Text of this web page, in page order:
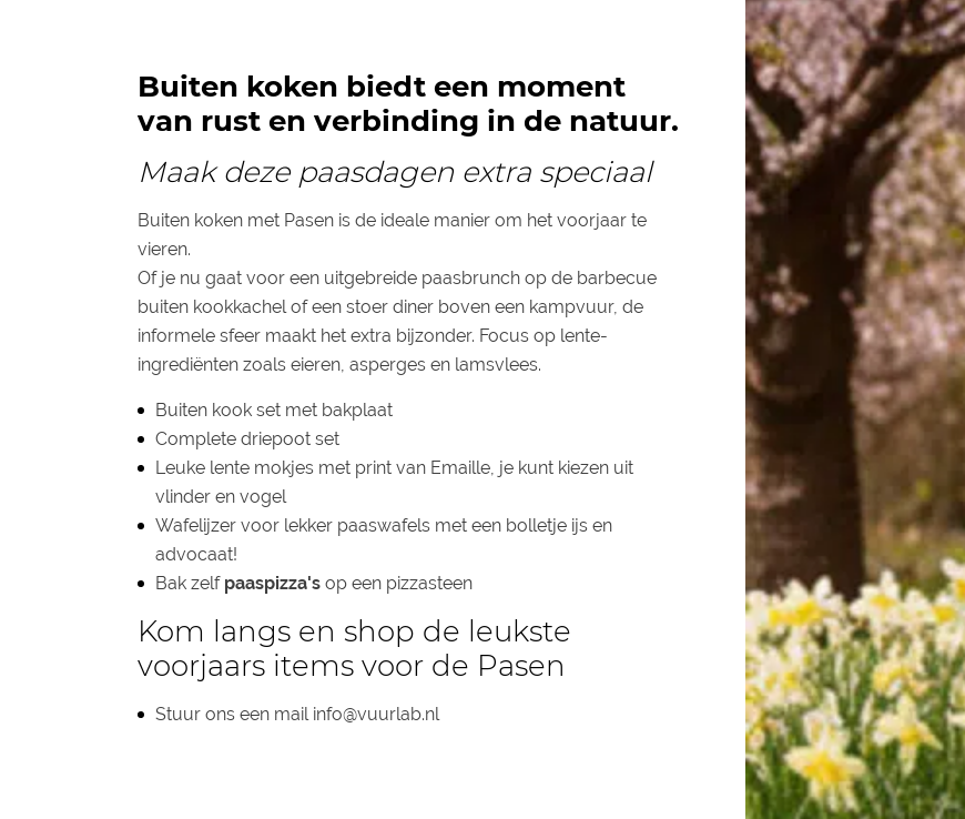
Buiten koken biedt een moment
van rust en verbinding in de natuur.
Maak deze paasdagen extra speciaal
Buiten koken met Pasen is de ideale manier om het voorjaar te
vieren.
Of je nu gaat voor een uitgebreide paasbrunch op de barbecue
buiten kookkachel of een stoer diner boven een kampvuur, de
informele sfeer maakt het extra bijzonder. Focus op lente-
ingrediënten zoals eieren, asperges en lamsvlees.
Buiten kook set met bakplaat
Complete driepoot set
Leuke lente mokjes met print van Emaille, je kunt kiezen uit
vlinder en vogel
Wafelijzer voor lekker paaswafels met een bolletje ijs en
advocaat!
Bak zelf paaspizza's op een pizzasteen
Kom langs en shop de leukste
voorjaars items voor de Pasen
Stuur ons een mail info@vuurlab.nl